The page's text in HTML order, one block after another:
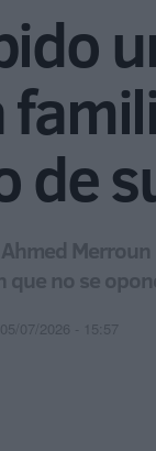
de
que no se
05/07/2026 - 15:57